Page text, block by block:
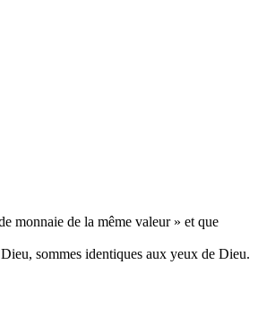
monnaie de la même valeur » et que
sommes identiques aux yeux de Dieu.